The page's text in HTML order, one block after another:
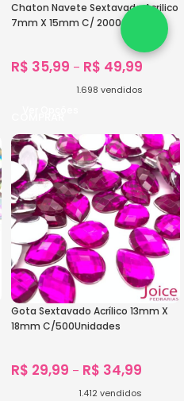
Chaton Navete Sextavado Acrilico
7mm X 15mm C/ 2000unidades
R$ 35,99 – R$ 49,99
1.698 vendidos
Gota Sextavado Acrílico 13mm X
18mm C/500Unidades
R$ 29,99 – R$ 34,99
1.412 vendidos